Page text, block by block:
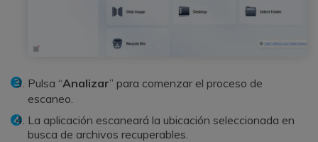
Pulsa “Analizar” para comenzar el proceso de
escaneo.
La aplicación escaneará la ubicación seleccionada en
busca de archivos recuperables.